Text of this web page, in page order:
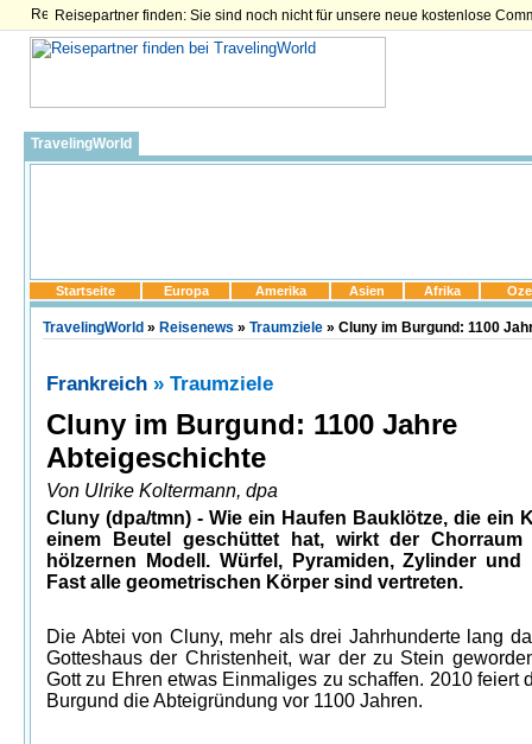
Reisepartner finden: Sie sind noch nicht für unsere neue kostenlose
TravelingWorld
Startseite Europa Amerika Asien Afrika
TravelingWorld » Reisenews » Traumziele » Cluny im Burgund: 1100
Frankreich » Traumziele
Cluny im Burgund: 1100 Jahre
Abteigeschichte
Von Ulrike Koltermann, dpa
Cluny (dpa/tmn) - Wie ein Haufen Bauklötze, die ein
einem Beutel geschüttet hat, wirkt der
hölzernen Modell. Würfel, Pyramiden, Zylinder und
Fast alle geometrischen Körper sind vertreten.
Die Abtei von Cluny, mehr als drei Jahrhunderte lang
Gotteshaus der Christenheit, war der zu Stein
Gott zu Ehren etwas Einmaliges zu schaffen. 2010 feiert
Burgund die Abteigründung vor 1100 Jahren.